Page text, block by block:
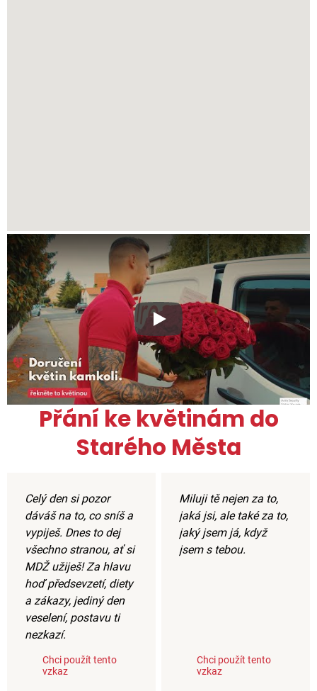
Xxx
Přání ke květinám do
Starého Města
Celý den si pozor
dáváš na to, co sníš a
vypiješ. Dnes to dej
všechno stranou, ať si
MDŽ užiješ! Za hlavu
hoď předsevzetí, diety
a zákazy, jediný den
veselení, postavu ti
nezkazí.
Chci použít tento
vzkaz
Miluji tě nejen za to,
jaká jsi, ale také za to,
jaký jsem já, když
jsem s tebou.
Chci použít tento
vzkaz